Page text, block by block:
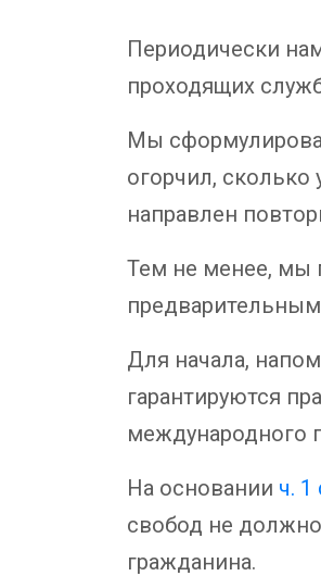
Периодически
проходящих
Мы
огорчил,
направлен
Тем не менее, мы
Для начала,
гарантируются
международного
На основании ч. 1
свобод не
гражданина.